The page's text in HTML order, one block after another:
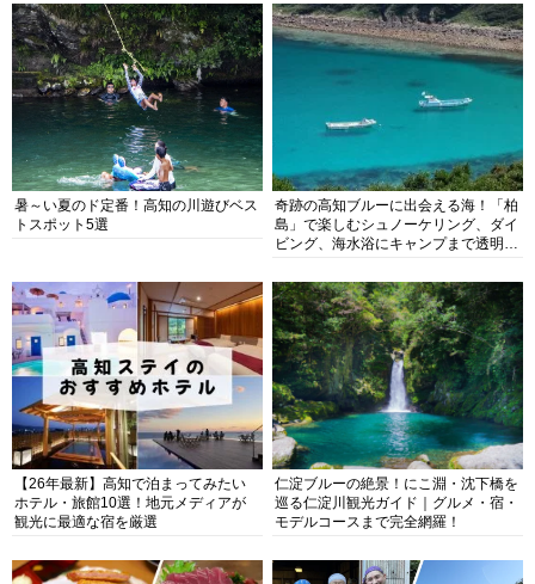
暑～い夏のド定番！高知の川遊びベス
トスポット5選
奇跡の高知ブルーに出会える海！「柏
島」で楽しむシュノーケリング、ダイ
ビング、海水浴にキャンプまで透明度
【26年最新】高知で泊まってみたい
ホテル・旅館10選！地元メディアが
観光に最適な宿を厳選
仁淀ブルーの絶景！にこ淵・沈下橋を
巡る仁淀川観光ガイド｜グルメ・宿・
モデルコースまで完全網羅！